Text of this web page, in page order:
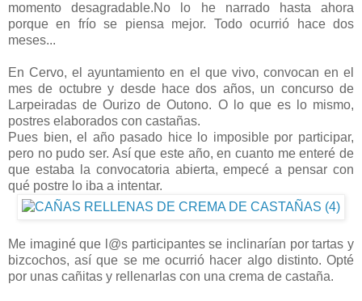
momento desagradable.No lo he narrado hasta ahora
porque en frío se piensa mejor. Todo ocurrió hace dos
meses...
En Cervo, el ayuntamiento en el que vivo, convocan en el
mes de octubre y desde hace dos años, un concurso de
Larpeiradas de Ourizo de Outono. O lo que es lo mismo,
postres elaborados con castañas.
Pues bien, el año pasado hice lo imposible por participar,
pero no pudo ser. Así que este año, en cuanto me enteré de
que estaba la convocatoria abierta, empecé a pensar con
qué postre lo iba a intentar.
Me imaginé que l@s participantes se inclinarían por tartas y
bizcochos, así que se me ocurrió hacer algo distinto. Opté
por unas cañitas y rellenarlas con una crema de castaña.